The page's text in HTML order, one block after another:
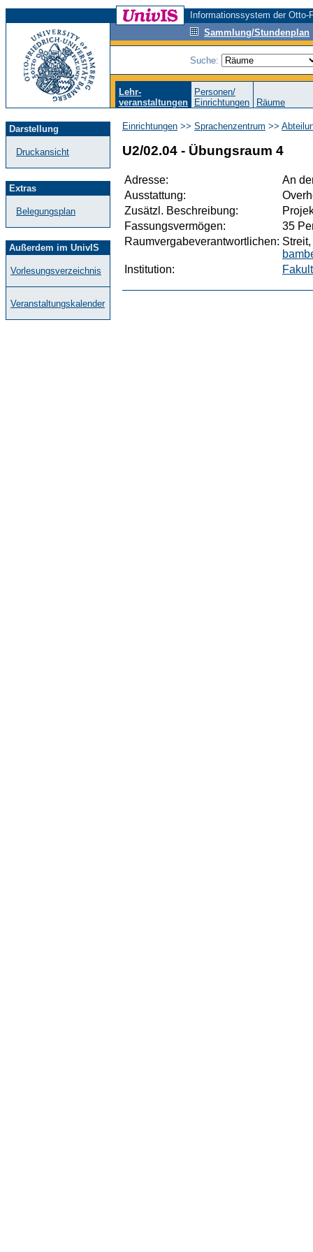
Informationssystem der
Sammlung/Stundenplan
Suche:
Lehr-
veranstaltungen
Personen/
Einrichtungen
Räume
Darstellung
Druckansicht
Extras
Belegungsplan
Außerdem im UnivIS
Vorlesungsverzeichnis
Veranstaltungskalender
Einrichtungen >> Sprachenzentrum >>
U2/02.04 - Übungsraum 4
Adresse:
An
Ausstattung:
Zusätzl. Beschreibung:
Fassungsvermögen:
35
Raumvergabeverantwortlichen:
Institution: